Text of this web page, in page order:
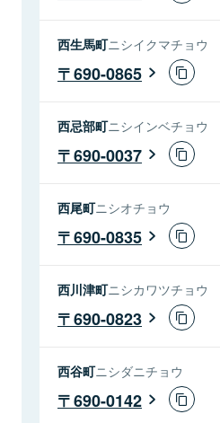
西生馬町ニシイクマチョウ
690-0865
西忌部町ニシインベチョウ
690-0037
西尾町ニシオチョウ
690-0835
西川津町ニシカワツチョウ
690-0823
西谷町ニシダニチョウ
690-0142